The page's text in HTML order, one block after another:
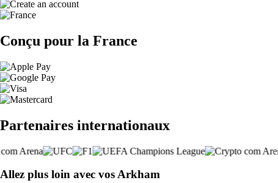
Conçu pour la France
Partenaires internationaux
Allez plus loin avec vos Arkham